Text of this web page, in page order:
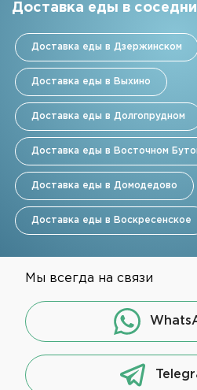
Доставка еды в
Доставка еды в Дзержинском
Доставка еды в Выхино
Доставка еды в Долгопрудном
Доставка еды в Восточном
Доставка еды в Домодедово
Доставка еды в Воскресенское
Мы всегда на связи